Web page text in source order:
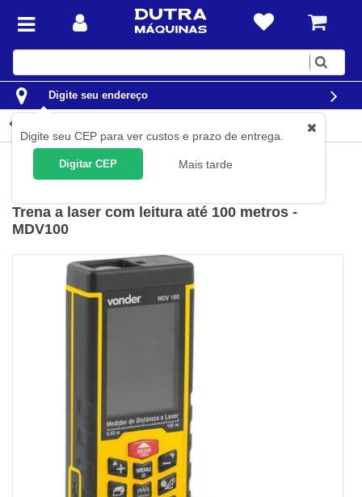
Digite
Digite seu endereço
Digite seu CEP para ver custos e prazo de entrega.
Digitar CEP Mais tarde
Construção Civil Níveis e Trenas Trenas a laser
Trena a laser com leitura até 100 metros -
MDV100